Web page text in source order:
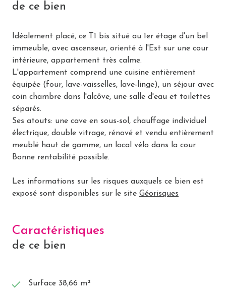
de ce bien
Idéalement placé, ce T1 bis situé au 1er étage d'un bel
immeuble, avec ascenseur, orienté à l'Est sur une cour
intérieure, appartement très calme.
L'appartement comprend une cuisine entièrement
équipée (four, lave-vaisselles, lave-linge), un séjour avec
coin chambre dans l'alcôve, une salle d'eau et toilettes
séparés.
Ses atouts: une cave en sous-sol, chauffage individuel
électrique, double vitrage, rénové et vendu entièrement
meublé haut de gamme, un local vélo dans la cour.
Bonne rentabilité possible.
Les informations sur les risques auxquels ce bien est
exposé sont disponibles sur le site Géorisques
Caractéristiques
de ce bien
Surface 38,66 m²